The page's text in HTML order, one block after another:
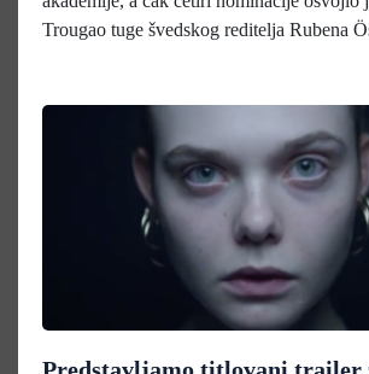
Trougao tuge švedskog reditelja Rubena